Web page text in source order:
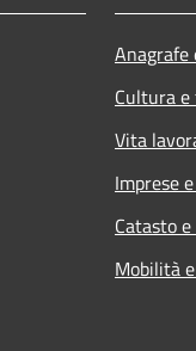
Cultura
Vita
Imprese
Catasto
Mobilità